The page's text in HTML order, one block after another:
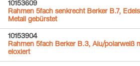
10153609
Rahmen 5fach senkrecht Berker B.7,
Metall gebürstet
10153904
Rahmen 5fach Berker B.3, Alu/polarweiß
eloxiert